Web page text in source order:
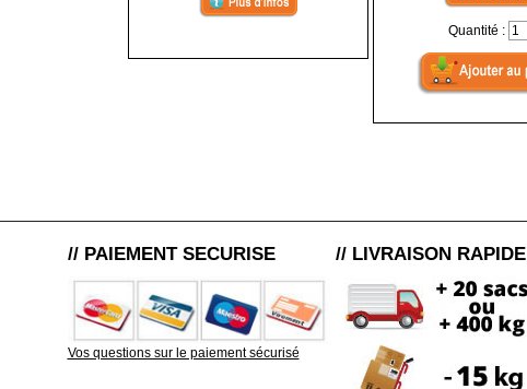
Quantité :
// PAIEMENT SECURISE
Vos questions sur le paiement sécurisé
// LIVRAISON RAPIDE